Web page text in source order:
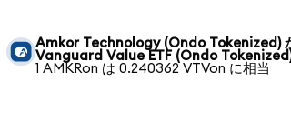
Amkor Technology (Ondo Tokenized)
Vanguard Value ETF (Ondo
1 AMKRon は 0.240362 VTVon に相当